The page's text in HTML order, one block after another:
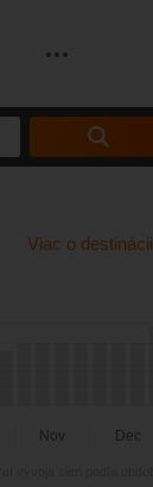
Viac o destinácii
Nov Dec